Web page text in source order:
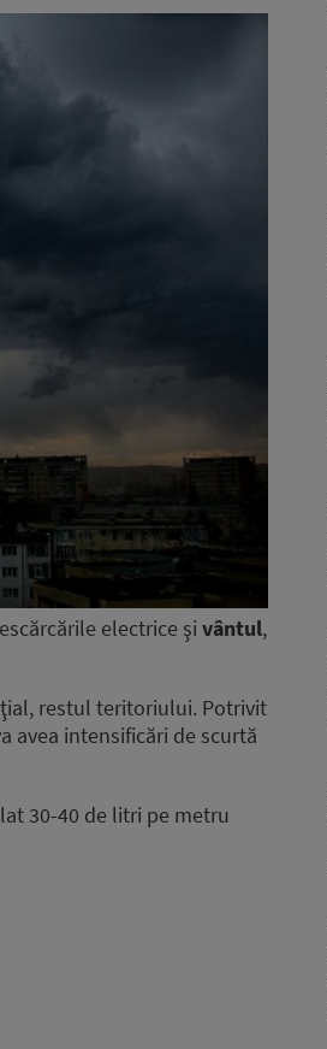
electrice şi vântul,
restul teritoriului. Potrivit
avea intensificări de scurtă
30-40 de litri pe metru